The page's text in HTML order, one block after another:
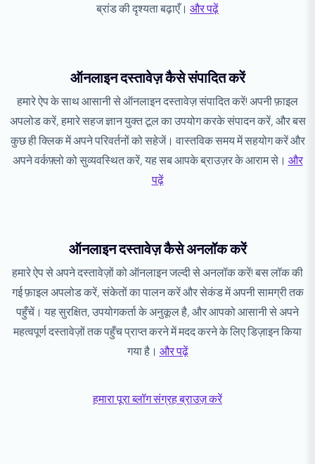
ब्रांड की दृश्यता बढ़ाएँ। और पढ़ें
ऑनलाइन दस्तावेज़ कैसे संपादित करें
हमारे ऐप के साथ आसानी से ऑनलाइन दस्तावेज़ संपादित करें! अपनी फ़ाइल
अपलोड करें, हमारे सहज ज्ञान युक्त टूल का उपयोग करके संपादन करें, और बस
कुछ ही क्लिक में अपने परिवर्तनों को सहेजें। वास्तविक समय में सहयोग करें और
अपने वर्कफ़्लो को सुव्यवस्थित करें, यह सब आपके ब्राउज़र के आराम से। और
पढ़ें
ऑनलाइन दस्तावेज़ कैसे अनलॉक करें
हमारे ऐप से अपने दस्तावेज़ों को ऑनलाइन जल्दी से अनलॉक करें! बस लॉक की
गई फ़ाइल अपलोड करें, संकेतों का पालन करें और सेकंड में अपनी सामग्री तक
पहुँचें। यह सुरक्षित, उपयोगकर्ता के अनुकूल है, और आपको आसानी से अपने
महत्वपूर्ण दस्तावेज़ों तक पहुँच प्राप्त करने में मदद करने के लिए डिज़ाइन किया
गया है। और पढ़ें
हमारा पूरा ब्लॉग संग्रह ब्राउज़ करें